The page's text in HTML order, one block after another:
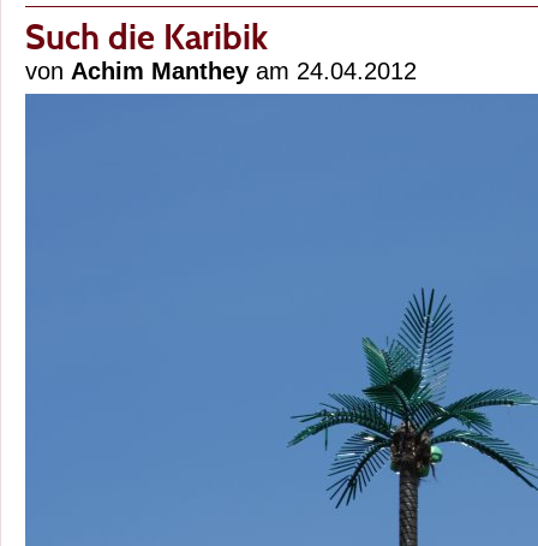
Such die Karibik
von Achim Manthey am 24.04.2012